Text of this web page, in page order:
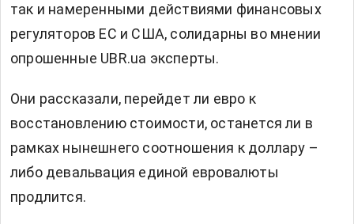
так и намеренными действиями финансовых
регуляторов ЕС и США, солидарны во мнении
опрошенные UBR.ua эксперты.
Они рассказали, перейдет ли евро к
восстановлению стоимости, останется ли в
рамках нынешнего соотношения к доллару –
либо девальвация единой евровалюты
продлится.